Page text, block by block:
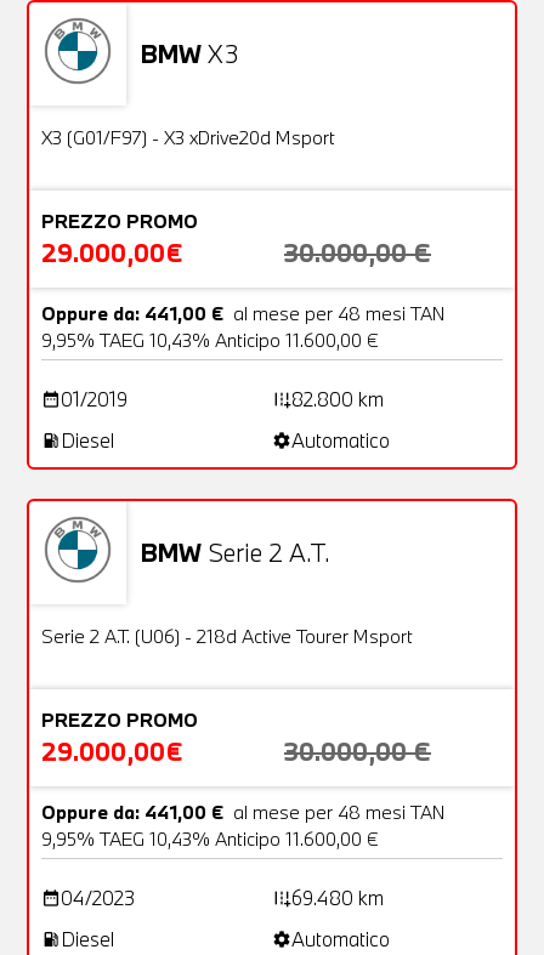
BMWX3
OFFERTA
Usato
X3 (G01/F97) - X3 xDrive20d Msport
PREZZO PROMO
29.000,00€ 30.000,00 €
Oppure da: 441,00 € al mese per 48 mesi TAN
9,95% TAEG 10,43% Anticipo 11.600,00 €
date_range01/2019 add_road82.800 km
local_gas_station Diesel settingsAutomatico
BMW Serie 2 A.T.
OFFERTA
Usato
Serie 2 A.T. (U06) - 218d Active Tourer Msport
PREZZO PROMO
29.000,00€ 30.000,00 €
Oppure da: 441,00 € al mese per 48 mesi TAN
9,95% TAEG 10,43% Anticipo 11.600,00 €
date_range04/2023 add_road69.480 km
local_gas_station Diesel settingsAutomatico